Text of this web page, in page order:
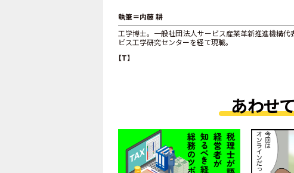
執筆＝内藤 耕
工学博士。一般社団法人サービス産業革新推進機構
ビス工学研究センターを経て現職。
【T】
あわせ